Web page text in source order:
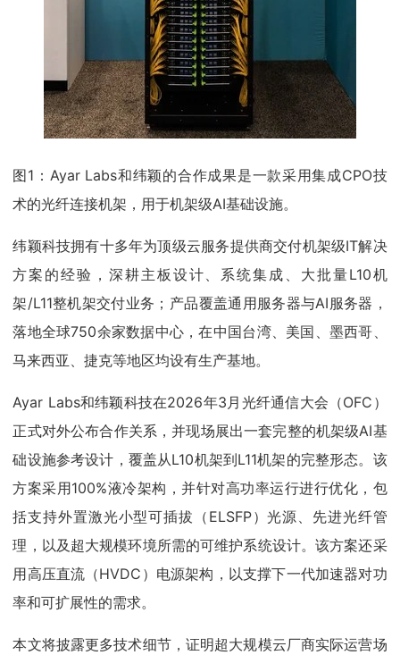
图1：Ayar Labs和纬颖的合作成果是一款采用集成CPO技
术的光纤连接机架，用于机架级AI基础设施。
纬颖科技拥有十多年为顶级云服务提供商交付机架级IT解决
方案的经验，深耕主板设计、系统集成、大批量L10机
架/L11整机架交付业务；产品覆盖通用服务器与AI服务器，
落地全球750余家数据中心，在中国台湾、美国、墨西哥、
马来西亚、捷克等地区均设有生产基地。
Ayar Labs和纬颖科技在2026年3月光纤通信大会（OFC）
正式对外公布合作关系，并现场展出一套完整的机架级AI基
础设施参考设计，覆盖从L10机架到L11机架的完整形态。该
方案采用100%液冷架构，并针对高功率运行进行优化，包
括支持外置激光小型可插拔（ELSFP）光源、先进光纤管
理，以及超大规模环境所需的可维护系统设计。该方案还采
用高压直流（HVDC）电源架构，以支撑下一代加速器对功
率和可扩展性的需求。
本文将披露更多技术细节，证明超大规模云厂商实际运营场